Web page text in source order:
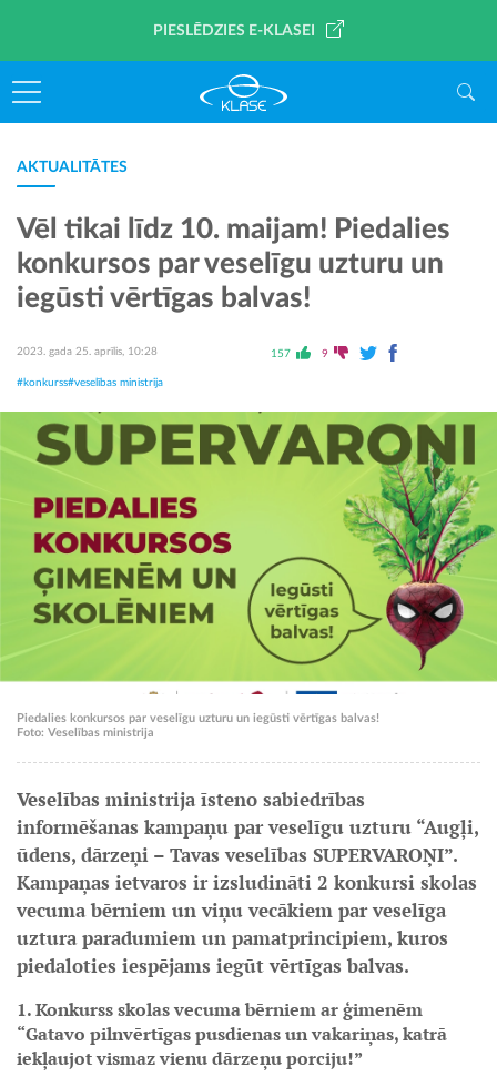
PIESLĒDZIES E-KLASEI
AKTUALITĀTES
Vēl tikai līdz 10. maijam! Piedalies
konkursos par veselīgu uzturu un
iegūsti vērtīgas balvas!
2023. gada 25. aprīlis, 10:28 157 9
#konkurss#veselības ministrija
Piedalies konkursos par veselīgu uzturu un iegūsti vērtīgas balvas!
Foto: Veselības ministrija
Veselības ministrija īsteno sabiedrības
informēšanas kampaņu par veselīgu uzturu “Augļi,
ūdens, dārzeņi – Tavas veselības SUPERVAROŅI”.
Kampaņas ietvaros ir izsludināti 2 konkursi skolas
vecuma bērniem un viņu vecākiem par veselīga
uztura paradumiem un pamatprincipiem, kuros
piedaloties iespējams iegūt vērtīgas balvas.
1. Konkurss skolas vecuma bērniem ar ģimenēm
“Gatavo pilnvērtīgas pusdienas un vakariņas, katrā
iekļaujot vismaz vienu dārzeņu porciju!”